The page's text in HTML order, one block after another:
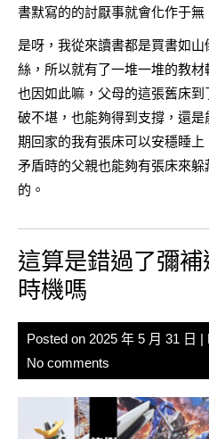
書默寫的的討厭事就會化作于無
是呀，我從來讀書都是買書如山
絲，所以就有了一堆一堆的教材
也因如此嘛，父母的這張舊床到
破不堪，也能夠得到支撐，還是
期回家的我有張床可以安穩睡上
矛盾時的父親也能夠有張床來躲
的。
這算是錯過了彌補
時機嗎
Posted on 2025 年 5 月 31 日 |
No comments